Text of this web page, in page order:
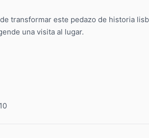
transformar este pedazo de historia
una visita al lugar.